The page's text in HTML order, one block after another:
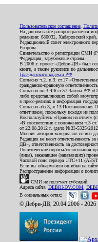
Пользовательское соглашение
На данном сайте распространяется
редакции: 680032, Хабаровский
Редакционный совет
Егорова
Свидетельство о регистрации СМИ
Федерация, зарубежные страны.
В 2006 г. проект «Дебри-ДВ» был
книги, а также рукописи по
Гражданского кодекса РФ
Согласно ч.2. п.3. ст.17
гражданско-правовую
Согласно пп.3,4,6 ст.57 Закона РФ «О
либо представляющих собой
в пресс-релизах и информация
Согласно абз.3, п.13 Постановления
ответчиком, поскольку исходя из
Воспользуйтесь «Правом на ответ»
«В соответствии с положением ч.3
от 22.08.2012 г. (дело №33-5325/
Мнения авторов материалов не
Редакция не несет ответственность
ДВ», ответственность за
Политические опросы/голосования
(лица), заказавшее (заказавших)
Часовой пояс сервера UTC+11
Если вы обнаружили ошибки на
Распространение информации о
СМИ не получает субсидий.
Адреса сайта: DEBRI-DV.COM
В социальных сетях:
© Дебри-ДВ, 20.04.2006 - 2026